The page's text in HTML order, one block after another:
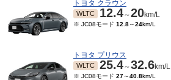
トヨタ クラウン
WLTC 12.4～20km/L
※ JC08モード 12.8～24km/L
トヨタ プリウス
WLTC 25.4～32.6km/L
※ JC08モード 27～40.8km/L